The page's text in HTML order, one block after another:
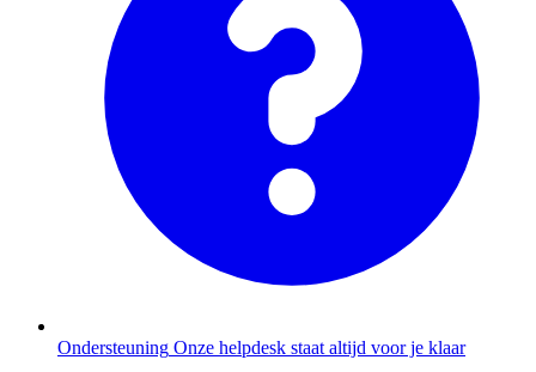
Ondersteuning Onze helpdesk staat altijd voor je klaar